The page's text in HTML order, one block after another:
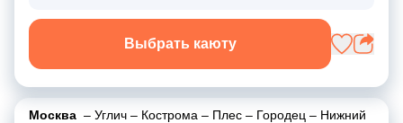
Выбрать каюту
Москва – Углич – Кострома – Плес – Городец – Нижний